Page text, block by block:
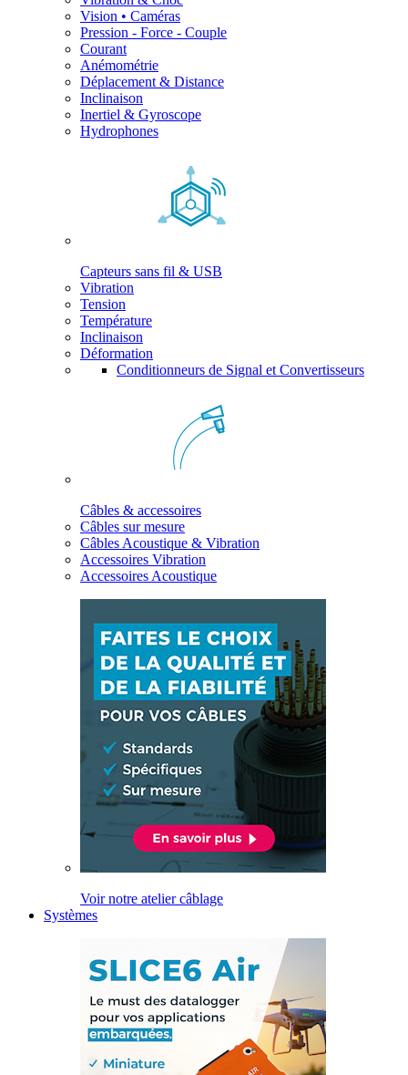
Vision • Caméras
Pression - Force - Couple
Courant
Anémométrie
Déplacement & Distance
Inclinaison
Inertiel & Gyroscope
Hydrophones
Capteurs sans fil & USB
Vibration
Tension
Température
Inclinaison
Déformation
Conditionneurs de Signal et Convertisseurs
Câbles & accessoires
Câbles sur mesure
Câbles Acoustique & Vibration
Accessoires Vibration
Accessoires Acoustique
Voir notre atelier câblage
Systèmes